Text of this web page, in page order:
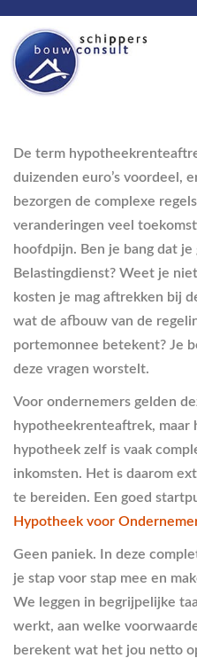
De term
duizenden euro’s voordeel,
bezorgen de complexe
veranderingen veel
hoofdpijn. Ben je bang dat
Belastingdienst? Weet je
kosten je mag aftrekken bij
wat de afbouw van de
portemonnee betekent? Je
deze vragen worstelt.
Voor ondernemers gelden
hypotheekrenteaftrek, maar
hypotheek zelf is vaak
inkomsten. Het is daarom
te bereiden. Een goed
Hypotheek voor
Geen paniek. In deze
je stap voor stap mee en
We leggen in begrijpelijke
werkt, aan welke
berekent wat het jou netto